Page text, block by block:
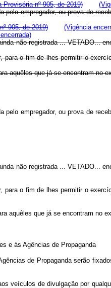
Provisória nº 905, de 2019)
empregador, ou prova de
905, de 2019)
(Vigência
não registrada ...VETADO...
o fim de lhes permitir o
para aquêles que já se
empregador, ou prova de
não registrada ... VETADO...
o fim de lhes permitir o
aquêles que já se encontram no
e às Agências de Propaganda
de Propaganda serão
veículos de divulgação por